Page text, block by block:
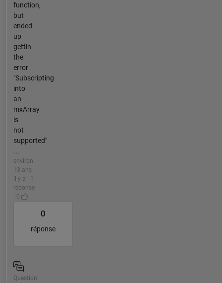
function,
but
ended
up
gettin
the
error
"Subscripting
into
an
mxArray
is
not
supported"
...
environ
13 ans
il y a | 1
réponse
| 0
0
réponse
Question